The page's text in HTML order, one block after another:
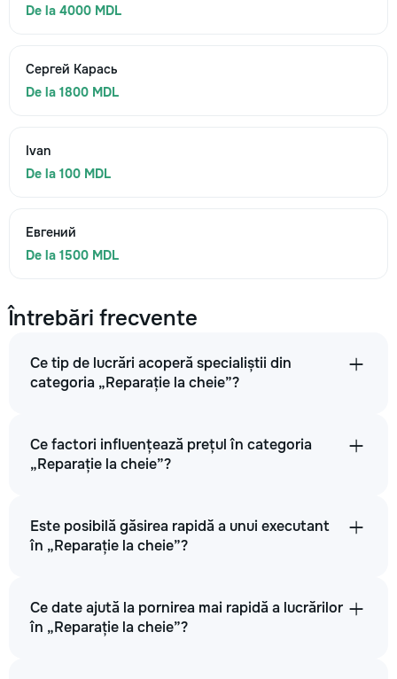
De la 4000 MDL
Сергей Карась
De la 1800 MDL
Ivan
De la 100 MDL
Евгений
De la 1500 MDL
Întrebări frecvente
Ce tip de lucrări acoperă specialiștii din
categoria „Reparație la cheie”?
Ce factori influențează prețul în categoria
„Reparație la cheie”?
Este posibilă găsirea rapidă a unui executant
în „Reparație la cheie”?
Ce date ajută la pornirea mai rapidă a lucrărilor
în „Reparație la cheie”?